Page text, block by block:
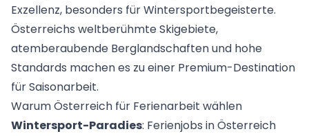
Exzellenz, besonders für Wintersportbegeisterte.
Österreichs weltberühmte Skigebiete,
atemberaubende Berglandschaften und hohe
Standards machen es zu einer Premium-Destination
für Saisonarbeit.
Warum Österreich für Ferienarbeit wählen
Wintersport-Paradies: Ferienjobs in Österreich